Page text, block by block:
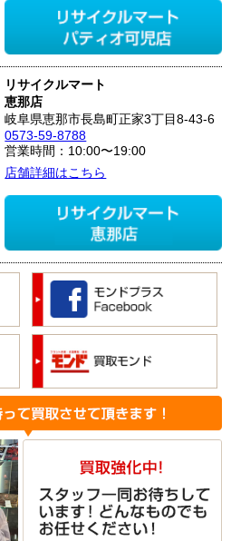
リサイクルマート
恵那店
岐阜県恵那市長島町正家3丁目8-43-6
0573-59-8788
営業時間：10:00〜19:00
店舗詳細はこちら